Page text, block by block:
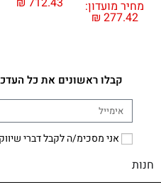
מחיר מועדון:
₪ 277.42
קבלו ראשונים את כל
אני מסכימ/ה לקבל דברי
חנות